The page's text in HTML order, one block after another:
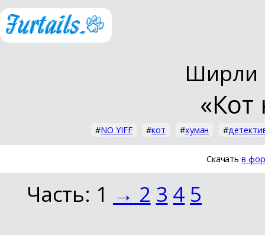
Ширли
«Кот
#NO YIFF #кот #хуман #
Скачатьв
Часть: 1 → 2 3 4 5